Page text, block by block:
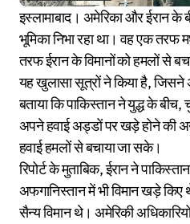
इस्लामाबाद। अमेरिका और ईरान के बीच छिड़े युद्ध में पाकिस्तान दोहरी
भूमिका निभा रहा था। वह एक तरफ
तरफ ईरान के विमानों को हमलों से
यह खुलासा सूत्रों ने किया है, जिसने
बताया कि पाकिस्तान ने युद्ध के बीच,
अपने हवाई अड्डों पर खड़े होने की
हवाई हमलों से बचाया जा सके।
रिपोर्ट के मुताबिक, ईरान ने
अफगानिस्तान में भी विमान खड़े किए
सैन्य विमान थे। अमेरिकी